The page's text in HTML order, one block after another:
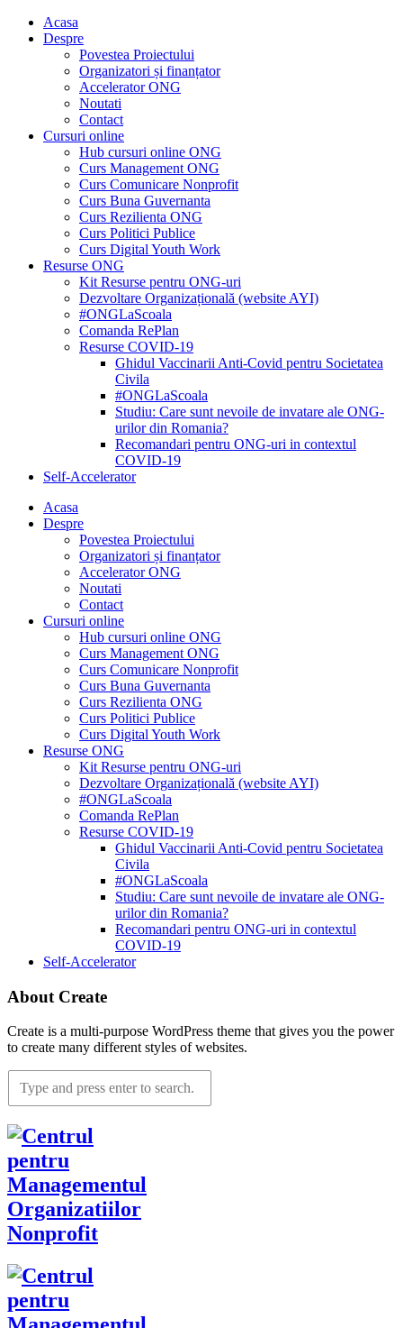
Acasa
Despre
Povestea Proiectului
Organizatori și finanțator
Accelerator ONG
Noutati
Contact
Cursuri online
Hub cursuri online ONG
Curs Management ONG
Curs Comunicare Nonprofit
Curs Buna Guvernanta
Curs Rezilienta ONG
Curs Politici Publice
Curs Digital Youth Work
Resurse ONG
Kit Resurse pentru ONG-uri
Dezvoltare Organizațională (website AYI)
#ONGLaScoala
Comanda RePlan
Resurse COVID-19
Ghidul Vaccinarii Anti-Covid pentru Societatea
Civila
#ONGLaScoala
Studiu: Care sunt nevoile de invatare ale ONG-
urilor din Romania?
Recomandari pentru ONG-uri in contextul
COVID-19
Self-Accelerator
Acasa
Despre
Povestea Proiectului
Organizatori și finanțator
Accelerator ONG
Noutati
Contact
Cursuri online
Hub cursuri online ONG
Curs Management ONG
Curs Comunicare Nonprofit
Curs Buna Guvernanta
Curs Rezilienta ONG
Curs Politici Publice
Curs Digital Youth Work
Resurse ONG
Kit Resurse pentru ONG-uri
Dezvoltare Organizațională (website AYI)
#ONGLaScoala
Comanda RePlan
Resurse COVID-19
Ghidul Vaccinarii Anti-Covid pentru Societatea
Civila
#ONGLaScoala
Studiu: Care sunt nevoile de invatare ale ONG-
urilor din Romania?
Recomandari pentru ONG-uri in contextul
COVID-19
Self-Accelerator
About Create
Create is a multi-purpose WordPress theme that gives you the power
to create many different styles of websites.